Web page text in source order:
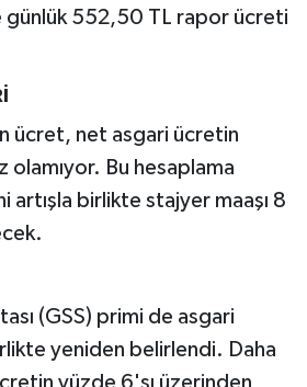
günlük 552,50 TL rapor ücreti
ücret, net asgari ücretin
Bu hesaplama
artışla birlikte stajyer maaşı 8
(GSS) primi de asgari
yeniden belirlendi. Daha